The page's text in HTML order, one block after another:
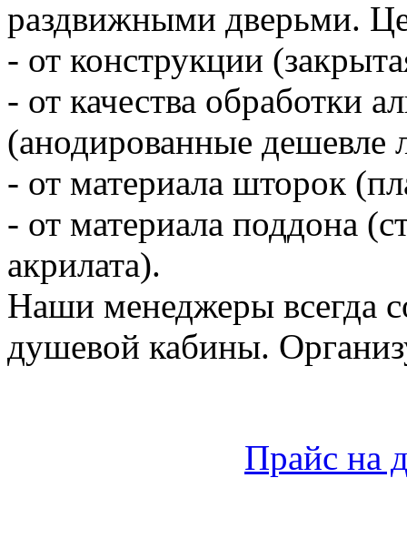
раздвижными дверьми.
- от конструкции
- от качества обработки
(анодированные дешевле
- от материала шторок
- от материала поддона
акрилата).
Наши менеджеры всегда
душевой кабины.
Прайс на